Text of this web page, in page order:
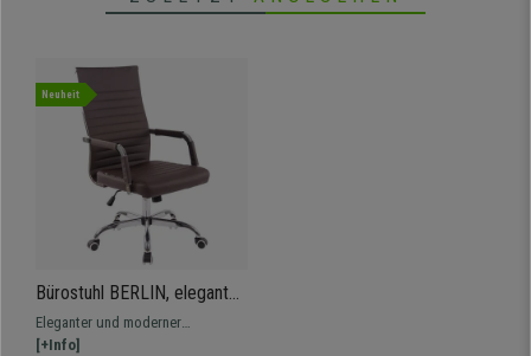
Neuheit
Bürostuhl BERLIN, elegantes
Design, sehr bequem, Leder,
Farbe Dunkelbraun
Eleganter und moderner
Bürostuhl, der Komfort und
[+Info]